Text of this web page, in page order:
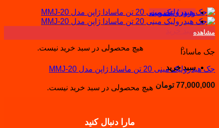
ورود / عضویت
سبد خرید
هیچ محصولی در سبد خرید نیست.
سبد خرید
هیچ محصولی در سبد خرید نیست.
مشاهده
جک ماسادا
جک هیدرولیک مینی 20 تن ماسادا ژاپن مدل MMJ-20
77,000,000 تومان
مارا دنبال کنید